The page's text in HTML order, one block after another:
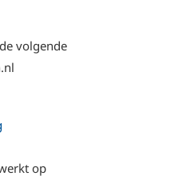
volgende
op